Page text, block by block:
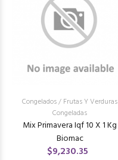
Congelados/ Frutas Y Verduras
Congeladas
Mix Primavera Iqf 10 X 1 Kg
Biomac
$9,230.35